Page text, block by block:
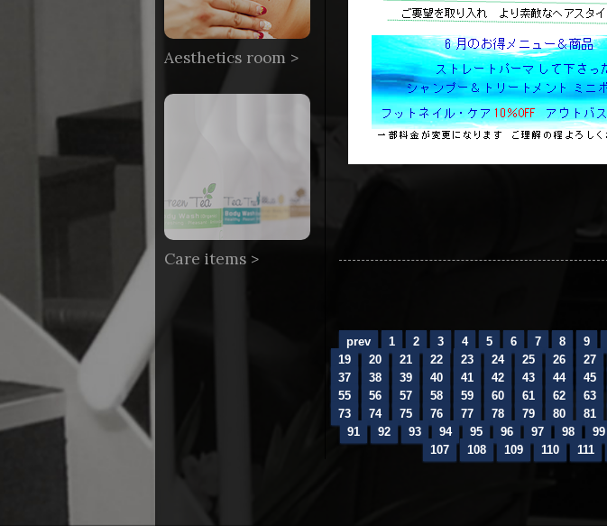
prev 1 2 3 4 5 6 7 8 9
19
20 21 22 23 24 25 26 27
37
38 39 40 41 42 43 44 45
55
56 57 58 59 60 61 62 63
73
74 75 76 77 78 79 80 81
91
92 93 94 95 96 97 98 99
107
108 109 110 111
Aesthetics room >
Care items >